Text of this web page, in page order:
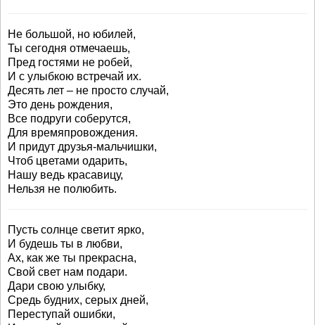
Не большой, но юбилей,
Ты сегодня отмечаешь,
Пред гостями не робей,
И с улыбкою встречай их.
Десять лет – не просто случай,
Это день рождения,
Все подруги соберутся,
Для времяпровождения.
И придут друзья-мальчишки,
Чтоб цветами одарить,
Нашу ведь красавицу,
Нельзя не полюбить.
Пусть солнце светит ярко,
И будешь ты в любви,
Ах, как же ты прекрасна,
Свой свет нам подари.
Дари свою улыбку,
Средь будних, серых дней,
Переступай ошибки,